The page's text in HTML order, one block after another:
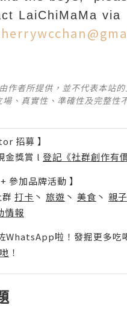
LaiChiMaMa via
作者所提供，並不代表本站
場、真實性、準確性及完整性
招募 】
金獎賞 l 登記《社群創作有
參加品牌活動 】
打卡 丶 旅遊 丶 美食 丶 親子
情報
WhatsApp啦！發掘更多吃
！